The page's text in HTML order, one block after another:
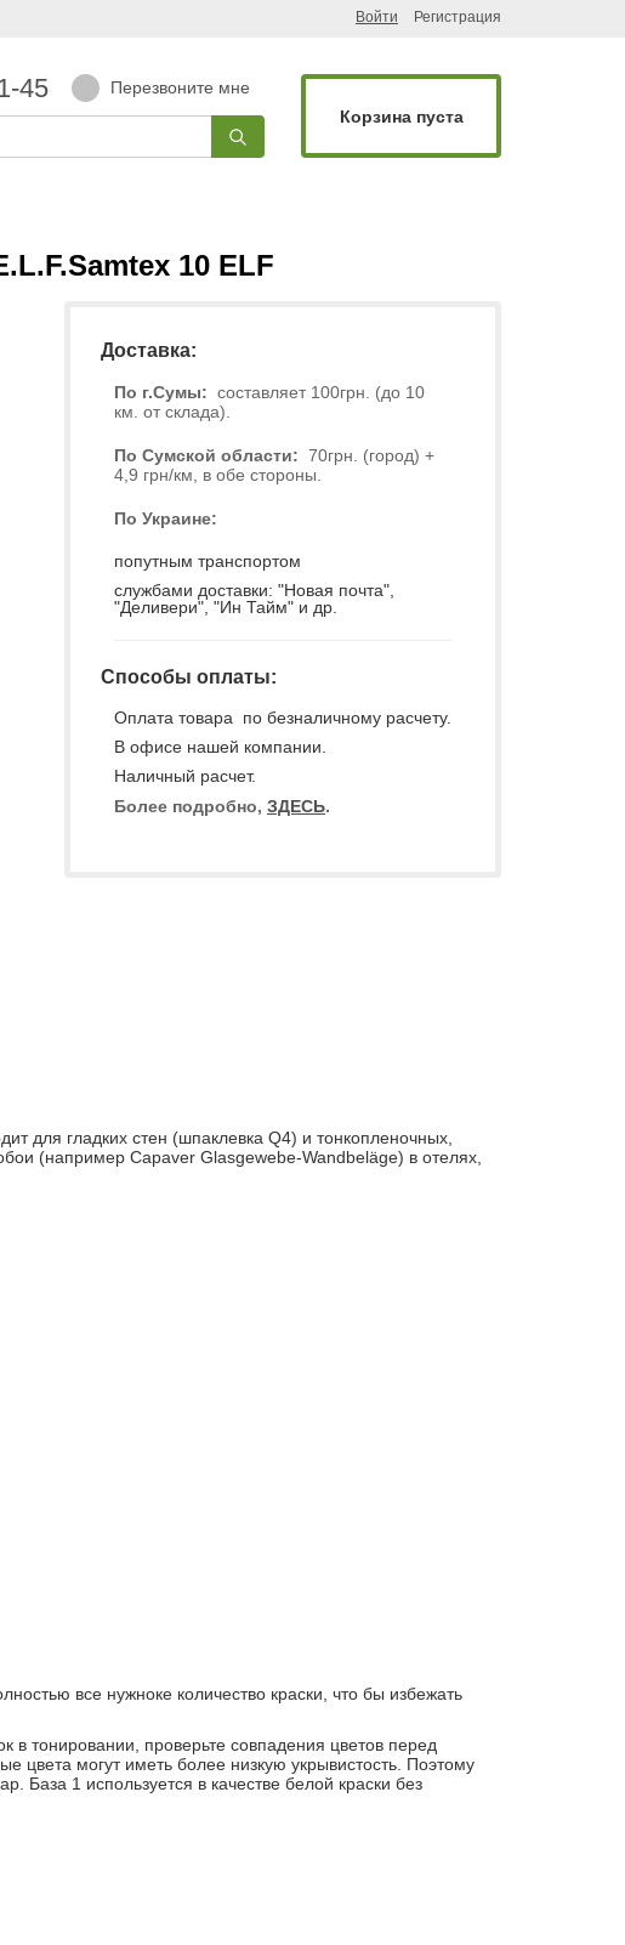
Войти Регистрация
45
Перезвоните мне
Корзина пуста
10 ELF
Доставка:
По г.Сумы: составляет 100грн. (до 10
км. от склада).
По Сумской области: 70грн. (город) +
4,9 грн/км, в обе стороны.
По Украине:
попутным транспортом
службами доставки: "Новая почта",
"Деливери", "Ин Тайм" и др.
Способы оплаты:
Оплата товара по безналичному расчету.
В офисе нашей компании.
Наличный расчет.
Более подробно, ЗДЕСЬ.
для гладких стен (шпаклевка Q4) и тонкопленочных,
(например Capaver Glasgewebe-Wandbeläge) в отелях,
все нужноке количество краски, что бы избежать
в тонировании, проверьте совпадения цветов перед
цвета могут иметь более низкую укрывистость. Поэтому
База 1 используется в качестве белой краски без